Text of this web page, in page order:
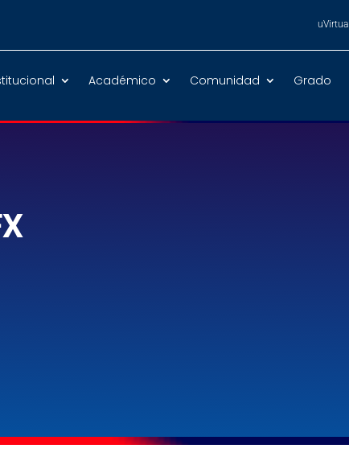
uVirtual
Académico Comunidad Grado